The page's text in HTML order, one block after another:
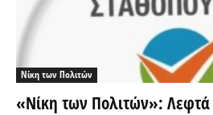
Νίκη των Πολιτών
«Νίκη των Πολιτών»: